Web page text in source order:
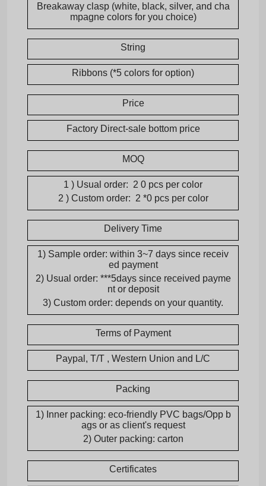
Breakaway clasp (white, black, silver, and cha
mpagne colors for you choice)
String
Ribbons (*5 colors for option)
Price
Factory Direct-sale bottom price
MOQ
1 ) Usual order: 2 0 pcs per color
2 ) Custom order: 2 *0 pcs per color
Delivery Time
1) Sample order: within 3~7 days since receiv
ed payment
2) Usual order: ***5days since received payme
nt or deposit
3) Custom order: depends on your quantity.
Terms of Payment
Paypal, T/T , Western Union and L/C
Packing
1) Inner packing: eco-friendly PVC bags/Opp b
ags or as client's request
2) Outer packing: carton
Certificates